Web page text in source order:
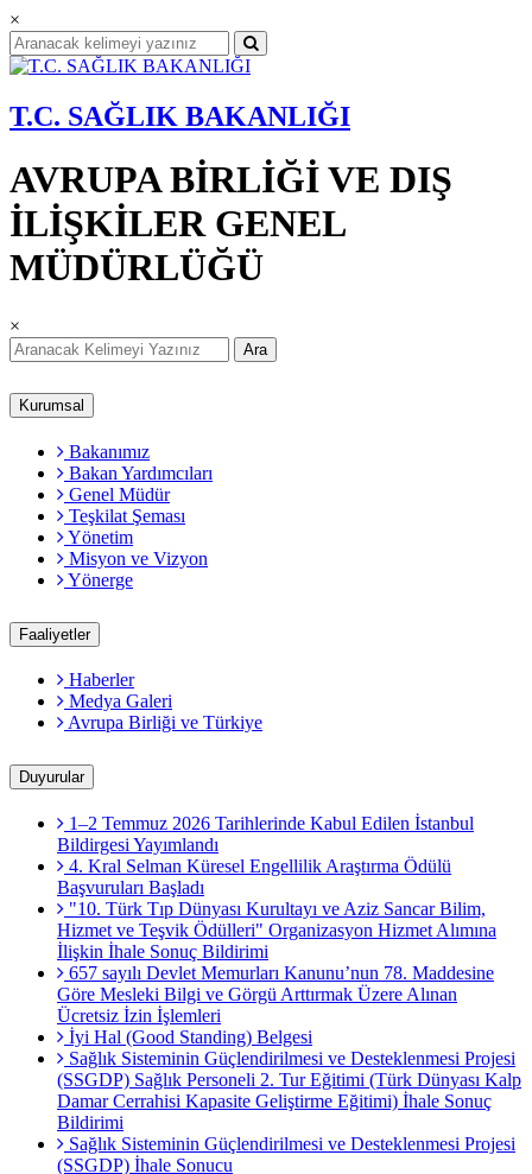
×
T.C. SAĞLIK BAKANLIĞI
AVRUPA BİRLİĞİ VE DIŞ
İLİŞKİLER GENEL
MÜDÜRLÜĞÜ
×
Ara
Kurumsal
Bakanımız
Bakan Yardımcıları
Genel Müdür
Teşkilat Şeması
Yönetim
Misyon ve Vizyon
Yönerge
Faaliyetler
Haberler
Medya Galeri
Avrupa Birliği ve Türkiye
Duyurular
1–2 Temmuz 2026 Tarihlerinde Kabul Edilen İstanbul
Bildirgesi Yayımlandı
4. Kral Selman Küresel Engellilik Araştırma Ödülü
Başvuruları Başladı
"10. Türk Tıp Dünyası Kurultayı ve Aziz Sancar Bilim,
Hizmet ve Teşvik Ödülleri" Organizasyon Hizmet Alımına
İlişkin İhale Sonuç Bildirimi
657 sayılı Devlet Memurları Kanunu’nun 78. Maddesine
Göre Mesleki Bilgi ve Görgü Arttırmak Üzere Alınan
Ücretsiz İzin İşlemleri
İyi Hal (Good Standing) Belgesi
Sağlık Sisteminin Güçlendirilmesi ve Desteklenmesi Projesi
(SSGDP) Sağlık Personeli 2. Tur Eğitimi (Türk Dünyası Kalp
Damar Cerrahisi Kapasite Geliştirme Eğitimi) İhale Sonuç
Bildirimi
Sağlık Sisteminin Güçlendirilmesi ve Desteklenmesi Projesi
(SSGDP) İhale Sonucu